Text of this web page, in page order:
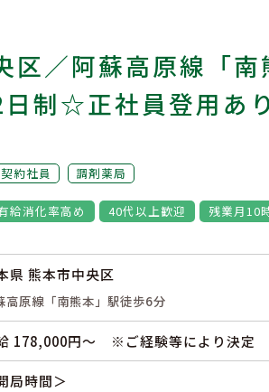
区／阿蘇高原線「
制☆正社員登用あ
契約社員 調剤薬局
給消化率高め 40代以上歓迎 残業月10
県 熊本市中央区
高原線「南熊本」駅徒歩6分
178,000円～ ※ご経験等により決定
局時間＞